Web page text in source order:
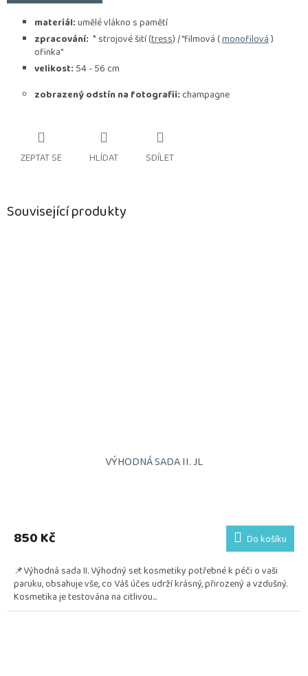
materiál:umělé vlákno s pamětí
zpracování: * strojové šití (tress) / "filmová (monofilová)
ofinka"
velikost: 54 - 56 cm
zobrazený odstín na fotografii: champagne
ZEPTAT SE HLÍDAT SDÍLET
Související produkty
VÝHODNÁ SADA II. JL
850 Kč Do košíku
📌Výhodná sada II. Výhodný set kosmetiky potřebné k péči o vaši
paruku, obsahuje vše, co Váš účes udrží krásný, přirozený a vzdušný.
Kosmetika je testována na citlivou...